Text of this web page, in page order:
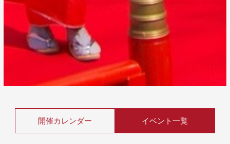
開催カレンダー イベント一覧